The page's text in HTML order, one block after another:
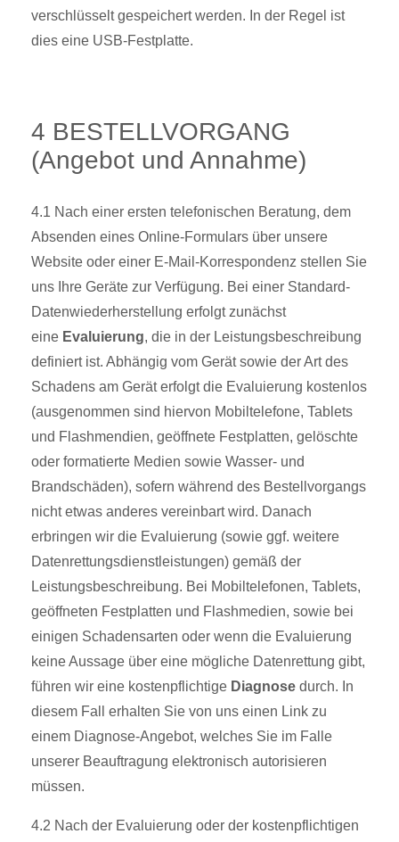
verschlüsselt gespeichert werden. In der Regel ist
dies eine USB-Festplatte.
4 BESTELLVORGANG
(Angebot und Annahme)
4.1 Nach einer ersten telefonischen Beratung, dem
Absenden eines Online-Formulars über unsere
Website oder einer E-Mail-Korrespondenz stellen Sie
uns Ihre Geräte zur Verfügung. Bei einer Standard-
Datenwiederherstellung erfolgt zunächst
eine Evaluierung, die in der Leistungsbeschreibung
definiert ist. Abhängig vom Gerät sowie der Art des
Schadens am Gerät erfolgt die Evaluierung kostenlos
(ausgenommen sind hiervon Mobiltelefone, Tablets
und Flashmendien, geöffnete Festplatten, gelöschte
oder formatierte Medien sowie Wasser- und
Brandschäden), sofern während des Bestellvorgangs
nicht etwas anderes vereinbart wird. Danach
erbringen wir die Evaluierung (sowie ggf. weitere
Datenrettungsdienstleistungen) gemäß der
Leistungsbeschreibung. Bei Mobiltelefonen, Tablets,
geöffneten Festplatten und Flashmedien, sowie bei
einigen Schadensarten oder wenn die Evaluierung
keine Aussage über eine mögliche Datenrettung gibt,
führen wir eine kostenpflichtige Diagnose durch. In
diesem Fall erhalten Sie von uns einen Link zu
einem Diagnose-Angebot, welches Sie im Falle
unserer Beauftragung elektronisch autorisieren
müssen.
4.2 Nach der Evaluierung oder der kostenpflichtigen